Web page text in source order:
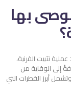
بها
تثبيت القرنية،
إلى الوقاية من
أبرز القطرات التي